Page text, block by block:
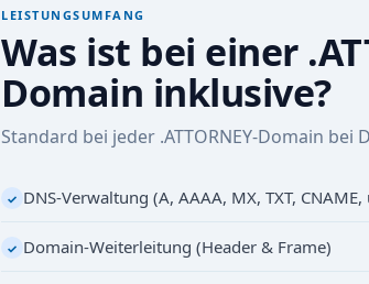
LEISTUNGSUMFANG
Was ist bei einer
Domain inklusive?
Standard bei jeder .ATTORNEY-Domain bei
✓ DNS-Verwaltung (A, AAAA, MX, TXT, CNAME,
✓ Domain-Weiterleitung (Header & Frame)